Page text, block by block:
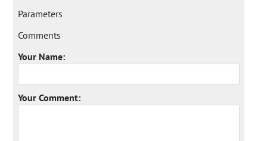
Parameters
Comments
Your Name:
Your Comment: